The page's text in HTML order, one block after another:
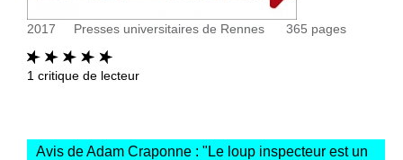
2017 Presses universitaires de Rennes 365 pages
1 critique de lecteur
Avis de Adam Craponne : " Le loup inspecteur est un